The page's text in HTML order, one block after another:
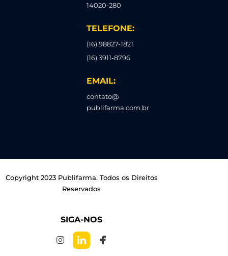
14020-280
TELEFONE:
(16) 98827-1821
(16) 3911-8796
EMAIL:
contato@
publifarma.com.br
Copyright 2023 Publifarma. Todos os Direitos
Reservados
SIGA-NOS